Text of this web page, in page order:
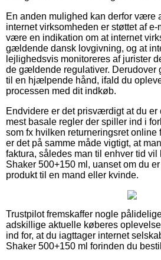
En anden mulighed kan derfor være
internet virksomheden er støttet af
være en indikation om at internet
gældende dansk lovgivning, og at
lejlighedsvis monitoreres af jurister
de gældende regulativer. Derudover
til en hjælpende hånd, ifald du
processen med dit indkøb.
Endvidere er det prisværdigt at du
mest basale regler der spiller ind i
som fx hvilken returneringsret online
er det på samme måde vigtigt, at
faktura, således man til enhver tid
Shaker 500+150 ml, uanset om du
produkt til en mand eller kvinde.
Trustpilot fremskaffer nogle
adskillige aktuelle køberes
ind for, at du iagttager internet
Shaker 500+150 ml forinden du